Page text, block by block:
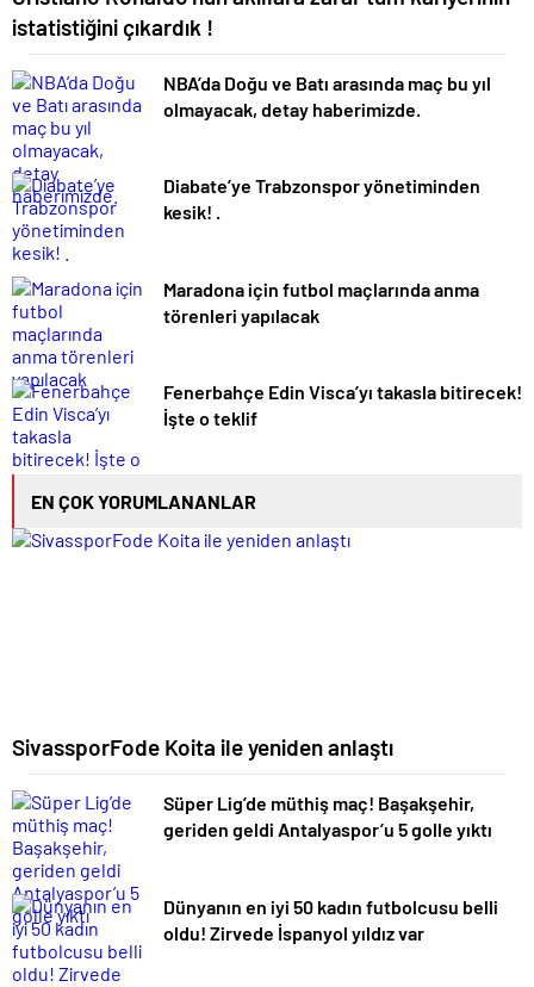
istatistiğini çıkardık !
NBA’da Doğu ve Batı arasında maç bu yıl
olmayacak, detay haberimizde.
Diabate’ye Trabzonspor yönetiminden
kesik! .
Maradona için futbol maçlarında anma
törenleri yapılacak
Fenerbahçe Edin Visca’yı takasla bitirecek!
İşte o teklif
EN ÇOK YORUMLANANLAR
SivassporFode Koita ile yeniden anlaştı
Süper Lig’de müthiş maç! Başakşehir,
geriden geldi Antalyaspor’u 5 golle yıktı
Dünyanın en iyi 50 kadın futbolcusu belli
oldu! Zirvede İspanyol yıldız var